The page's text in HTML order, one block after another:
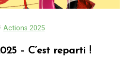
Actions 2025
– C’est reparti !